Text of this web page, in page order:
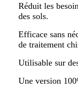
Réduit les
des sols.
Efficace sans
de traitement
Utilisable sur
Une version